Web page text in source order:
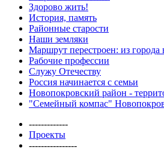
Здорово жить!
История, память
Районные старости
Наши земляки
Маршрут перестроен: из города
Рабочие профессии
Служу Отечеству
Россия начинается с семьи
Новопокровский район -
"Семейный компас"
-------------
Проекты
----------------